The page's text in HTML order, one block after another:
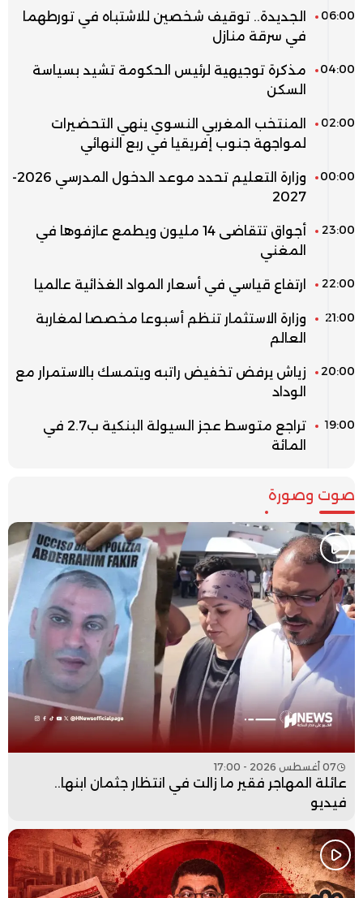
06:00
الجديدة.. توقيف شخصين للاشتباه في تورطهما
في سرقة منازل
04:00
مذكرة توجيهية لرئيس الحكومة تشيد بسياسة
السكن
02:00
المنتخب المغربي النسوي ينهي التحضيرات
لمواجهة جنوب إفريقيا في ربع النهائي
00:00
وزارة التعليم تحدد موعد الدخول المدرسي 2026-
2027
23:00
أجواق تتقاضى 14 مليون ويطمع عازفوها في
المغني
22:00 ارتفاع قياسي في أسعار المواد الغذائية عالميا
21:00
وزارة الاستثمار تنظم أسبوعا مخصصا لمغاربة
العالم
20:00
زياش يرفض تخفيض راتبه ويتمسك بالاستمرار مع
الوداد
19:00
تراجع متوسط عجز السيولة البنكية ب2.7 في
المائة
صوت وصورة
07 أغسطس 2026 - 17:00
عائلة المهاجر فقير ما زالت في انتظار جثمان ابنها..
فيديو